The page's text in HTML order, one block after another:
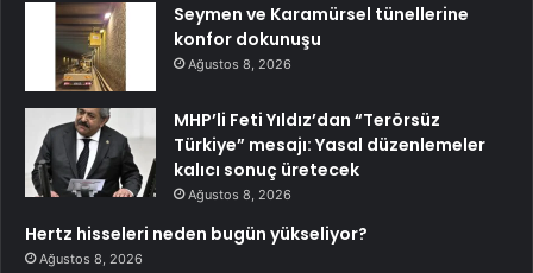
Seymen ve Karamürsel tünellerine
konfor dokunuşu
Ağustos 8, 2026
MHP’li Feti Yıldız’dan “Terörsüz
Türkiye” mesajı: Yasal düzenlemeler
kalıcı sonuç üretecek
Ağustos 8, 2026
Hertz hisseleri neden bugün yükseliyor?
Ağustos 8, 2026